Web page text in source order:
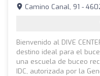
Camino Canal, 91 -
Bienvenido al DIVE
destino ideal para el
una escuela de buceo
IDC, autorizada por la